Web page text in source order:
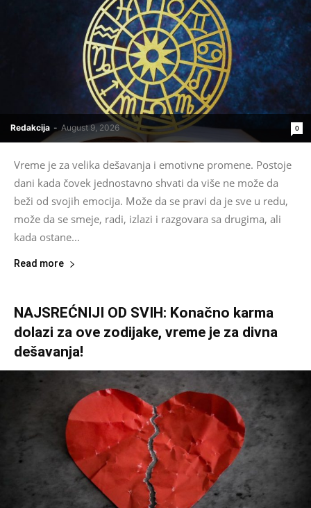
Redakcija - August 9, 2026 0
Vreme je za velika dešavanja i emotivne promene. Postoje
dani kada čovek jednostavno shvati da više ne može da
beži od svojih emocija. Može da se pravi da je sve u redu,
može da se smeje, radi, izlazi i razgovara sa drugima, ali
kada ostane...
Read more
NAJSREĆNIJI OD SVIH: Konačno karma
dolazi za ove zodijake, vreme je za divna
dešavanja!